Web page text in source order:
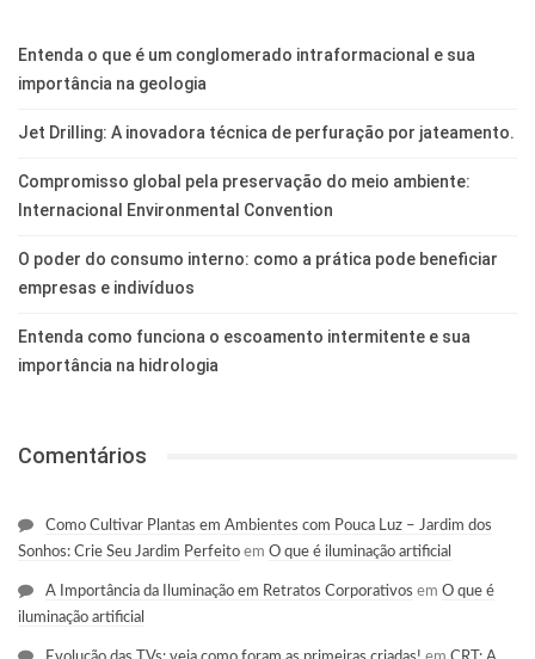
Entenda o que é um conglomerado intraformacional e sua
importância na geologia
Jet Drilling: A inovadora técnica de perfuração por jateamento.
Compromisso global pela preservação do meio ambiente:
Internacional Environmental Convention
O poder do consumo interno: como a prática pode beneficiar
empresas e indivíduos
Entenda como funciona o escoamento intermitente e sua
importância na hidrologia
Comentários
Como Cultivar Plantas em Ambientes com Pouca Luz – Jardim dos
Sonhos: Crie Seu Jardim Perfeito em O que é iluminação artificial
A Importância da Iluminação em Retratos Corporativos em O que é
iluminação artificial